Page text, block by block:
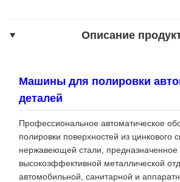
Описание
Машины для полировки
деталей
Профессиональное автоматическое
полировки поверхностей из цинкового
нержавеющей стали, предназначенное
высокоэффективной металлической
автомобильной, санитарной и